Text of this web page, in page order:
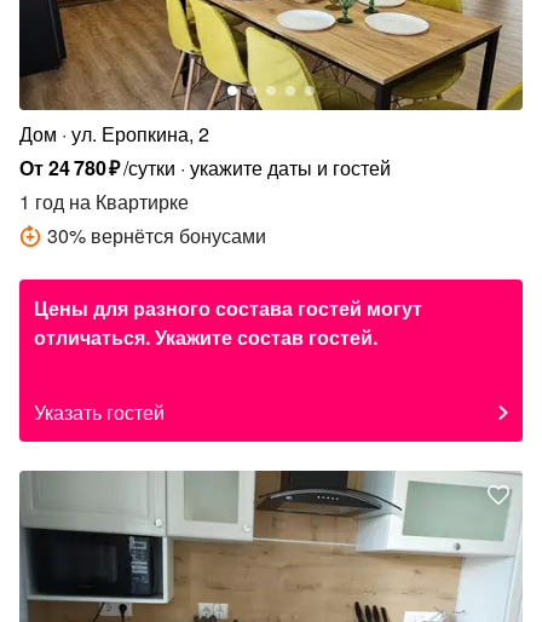
Дом ул. Еропкина, 2
От24780₽/сутки укажите даты и гостей
1 год на Квартирке
30% вернётся бонусами
Цены для разного состава гостей могут
отличаться. Укажите состав гостей.
Указать гостей